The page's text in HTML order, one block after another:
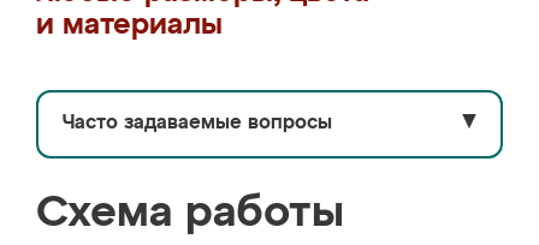
и материалы
Часто задаваемые вопросы ▼
Схема работы